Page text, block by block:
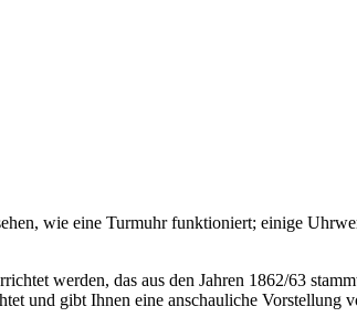
wie eine Turmuhr funktioniert; einige
werden, das aus den Jahren 1862/63
und gibt Ihnen eine anschauliche Vorstellung